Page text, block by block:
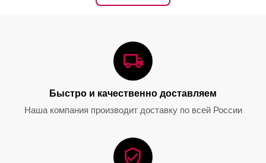
Декантер O Single, 980 мл,
1414/13, Riedel
0.0
Декантер Cornetto Single,
1200 мл, 1977/13, Riedel
Быстро и качественно доставляем
Наша компания производит доставку по всей России